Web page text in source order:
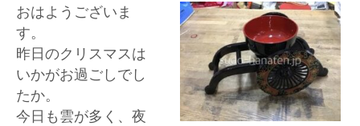
おはようございま
す。
昨日のクリスマスは
いかがお過ごしでし
たか。
今日も雲が多く、夜